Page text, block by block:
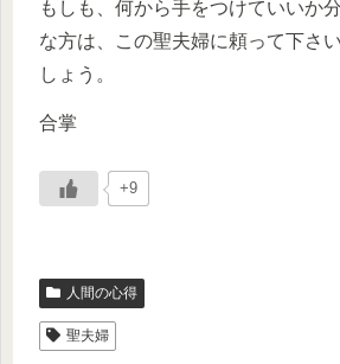
もしも、何から手をつけていいか
な方は、この聖夫婦に頼って下さ
しょう。
合掌
+9
人間の心得
聖夫婦